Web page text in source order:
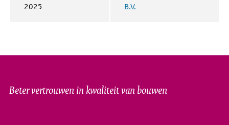
2025
B.V.
Beter vertrouwen in kwaliteit van bouwen